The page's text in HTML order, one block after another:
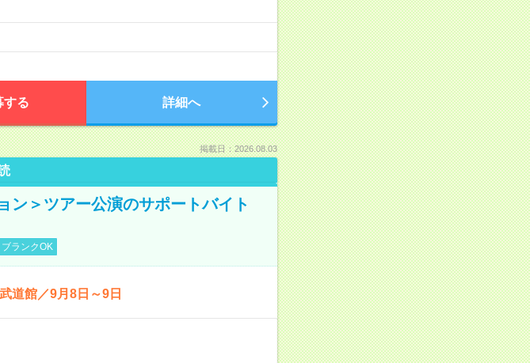
する 詳細へ
掲載日：2026.08.03
ン＞ツアー公演のサポートバイト
ブランクOK
道館／9月8日～9日